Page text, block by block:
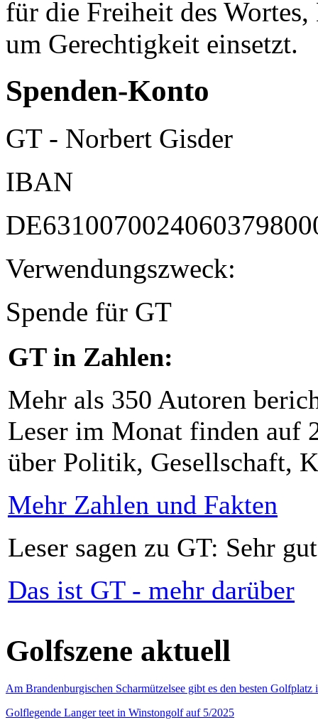
für die Freiheit des
um Gerechtigkeit einsetzt.
Spenden-Konto
GT - Norbert Gisder
IBAN
Verwendungszweck:
Spende für GT
GT in Zahlen:
Mehr als 350 Autoren
Leser im Monat finden auf
über Politik, Gesellschaft,
Mehr Zahlen und Fakten
Leser sagen zu GT: Sehr
Das ist GT - mehr darüber
Golfszene aktuell
Am Brandenburgischen Scharmützelsee gibt es den besten
Golflegende Langer teet in Winstongolf auf 5/2025